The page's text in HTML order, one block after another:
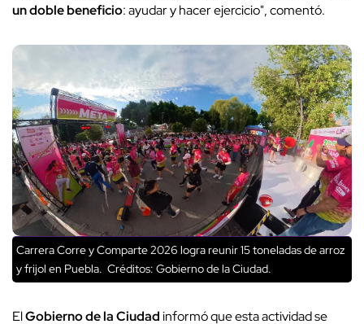
un doble beneficio: ayudar y hacer ejercicio", comentó.
Carrera Corre y Comparte 2026 logra reunir 15 toneladas de arroz
y frijol en Puebla. Créditos: Gobierno de la Ciudad.
ElGobierno de la Ciudadinformó que esta actividad se